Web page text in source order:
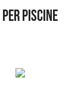
PISCINE